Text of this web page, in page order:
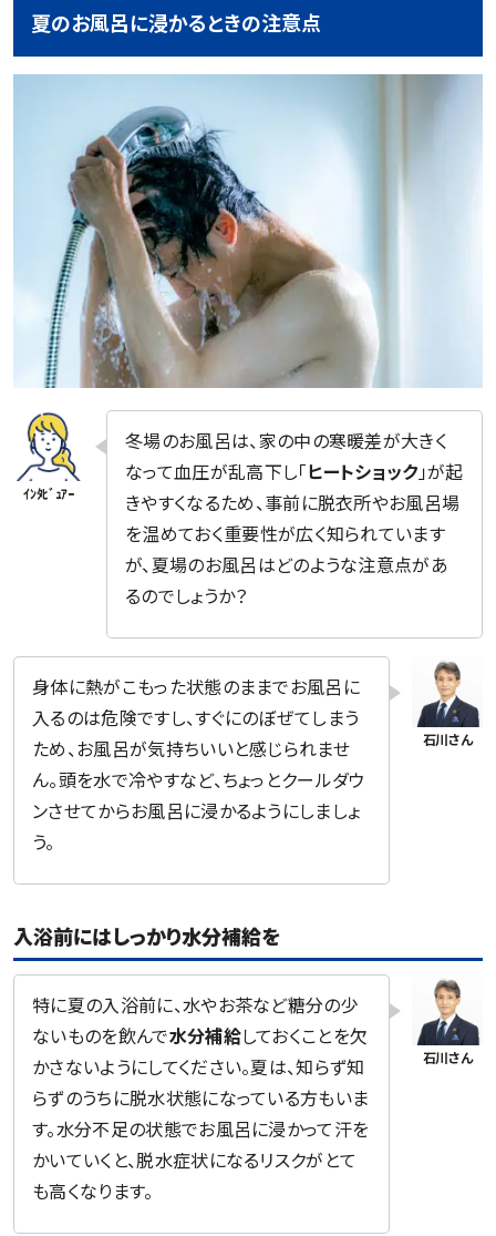
夏のお風呂に浸かるときの注意点
冬場のお風呂は、家の中の寒暖差が大きく
なって血圧が乱高下し「ヒートショック」が起
きやすくなるため、事前に脱衣所やお風呂場
を温めておく重要性が広く知られています
が、夏場のお風呂はどのような注意点があ
るのでしょうか？
身体に熱がこもった状態のままでお風呂に
入るのは危険ですし、すぐにのぼぜてしまう
ため、お風呂が気持ちいいと感じられませ
ん。頭を水で冷やすなど、ちょっとクールダウ
ンさせてからお風呂に浸かるようにしましょ
う。
入浴前にはしっかり水分補給を
特に夏の入浴前に、水やお茶など糖分の少
ないものを飲んで水分補給しておくことを欠
かさないようにしてください。夏は、知らず知
らずのうちに脱水状態になっている方もいま
す。水分不足の状態でお風呂に浸かって汗を
かいていくと、脱水症状になるリスクがとて
も高くなります。